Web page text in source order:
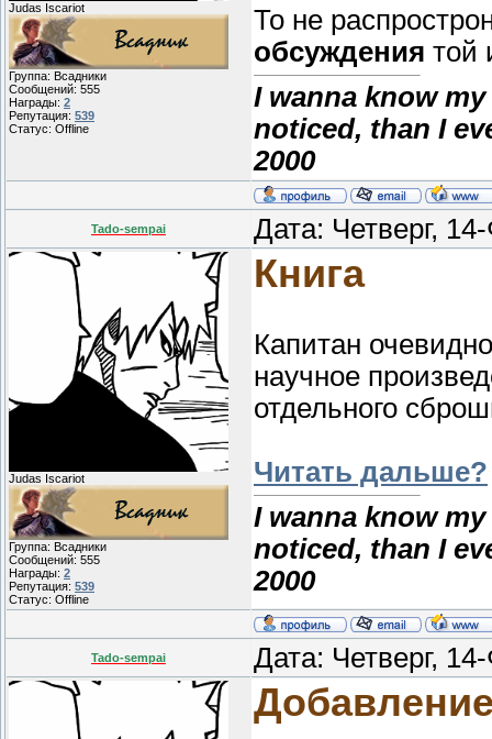
Judas Iscariot
Группа: Всадники
Сообщений: 555
Награды: 2
Репутация: 539
Статус: Offline
То не
обсуждения той
I wanna know
noticed, than I
2000
Tado-sempai Дата: Четверг,
Judas Iscariot
Группа: Всадники
Сообщений: 555
Награды: 2
Репутация: 539
Статус: Offline
Книга
Капитан
научное
отдельного
Читать дальше?
I wanna know
noticed, than I
2000
Tado-sempai Дата: Четверг,